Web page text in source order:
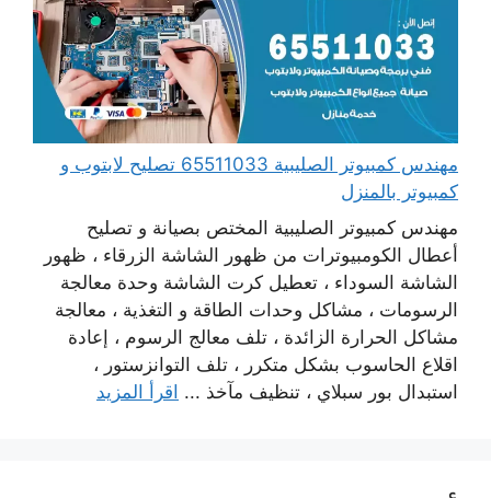
مهندس كمبيوتر الصليبية 65511033 تصليح لابتوب و
كمبيوتر بالمنزل
مهندس كمبيوتر الصليبية المختص بصيانة و تصليح
أعطال الكومبيوترات من ظهور الشاشة الزرقاء ، ظهور
الشاشة السوداء ، تعطيل كرت الشاشة وحدة معالجة
الرسومات ، مشاكل وحدات الطاقة و التغذية ، معالجة
مشاكل الحرارة الزائدة ، تلف معالج الرسوم ، إعادة
اقلاع الحاسوب بشكل متكرر ، تلف التوانزستور ،
استبدال بور سبلاي ، تنظيف مآخذ ... اقرأ المزيد